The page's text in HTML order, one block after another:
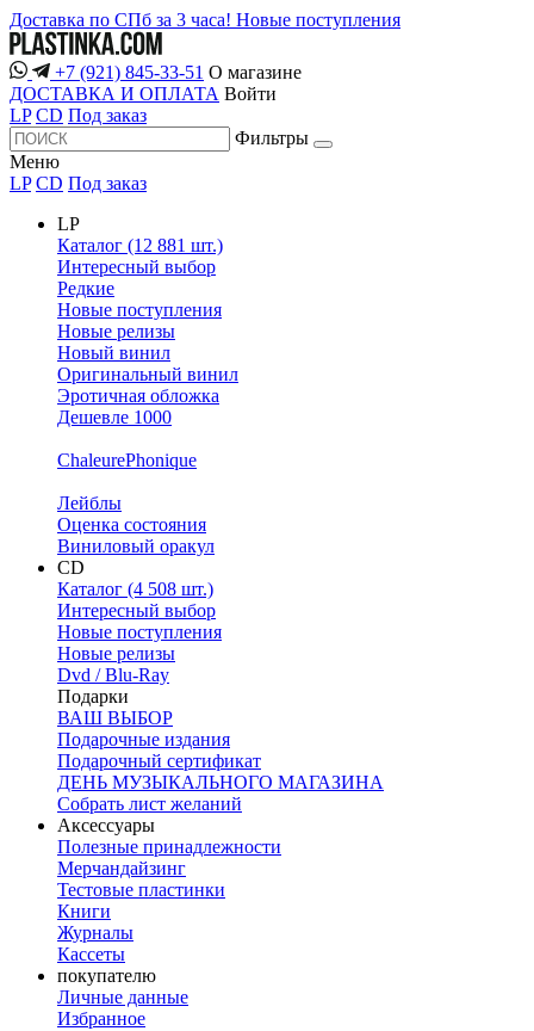
Доставка по СПб за 3 часа! Новые поступления
+7 (921) 845-33-51 О магазине
ДОСТАВКА И ОПЛАТА Войти
LP CD Под заказ
Фильтры
Меню
LP CD Под заказ
LP
Каталог (12 881 шт.)
Интересный выбор
Редкие
Новые поступления
Новые релизы
Новый винил
Оригинальный винил
Эротичная обложка
Дешевле 1000
ChaleurePhonique
Лейблы
Оценка состояния
Виниловый оракул
CD
Каталог (4 508 шт.)
Интересный выбор
Новые поступления
Новые релизы
Dvd / Blu-Ray
Подарки
ВАШ ВЫБОР
Подарочные издания
Подарочный сертификат
ДЕНЬ МУЗЫКАЛЬНОГО МАГАЗИНА
Собрать лист желаний
Аксессуары
Полезные принадлежности
Мерчандайзинг
Тестовые пластинки
Книги
Журналы
Кассеты
покупателю
Личные данные
Избранное